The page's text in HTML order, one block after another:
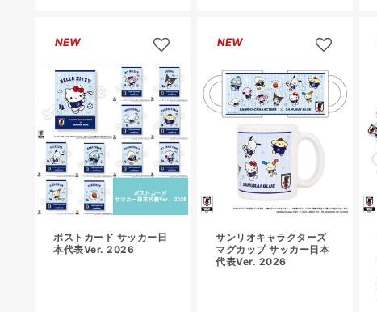
NEW
ポストカード サッカー日
本代表Ver. 2026
NEW
サンリオキャラクターズ
マグカップ サッカー日本
代表Ver. 2026